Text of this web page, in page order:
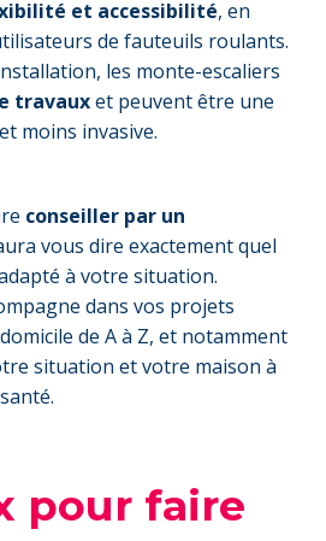
et accessibilité, en
de fauteuils roulants.
les monte-escaliers
travauxet peuvent être une
moins invasive.
conseiller par un
vous dire exactement quel
à votre situation.
dans vos projets
de A à Z, et notamment
situation et votre maison à
pour faire